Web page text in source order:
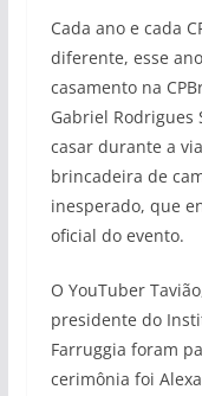
Cada ano e cada
diferente, esse
casamento na
Gabriel Rodrigues
casar durante a
brincadeira de
inesperado, que
oficial do evento.
O YouTuber
presidente do
Farruggia foram
cerimônia foi